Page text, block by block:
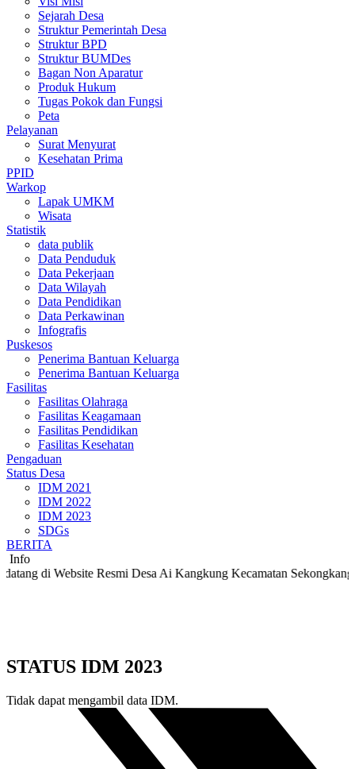
Sejarah Desa
Struktur Pemerintah Desa
Struktur BPD
Struktur BUMDes
Bagan Non Aparatur
Produk Hukum
Tugas Pokok dan Fungsi
Peta
Pelayanan
Surat Menyurat
Kesehatan Prima
PPID
Warkop
Lapak UMKM
Wisata
Statistik
data publik
Data Penduduk
Data Pekerjaan
Data Wilayah
Data Pendidikan
Data Perkawinan
Infografis
Puskesos
Penerima Bantuan Keluarga
Penerima Bantuan Keluarga
Fasilitas
Fasilitas Olahraga
Fasilitas Keagamaan
Fasilitas Pendidikan
Fasilitas Kesehatan
Pengaduan
Status Desa
IDM 2021
IDM 2022
IDM 2023
SDGs
BERITA
Info
Website Resmi Desa Ai Kangkung Kecamatan Sekongkang
STATUS IDM 2023
Tidak dapat mengambil data IDM.